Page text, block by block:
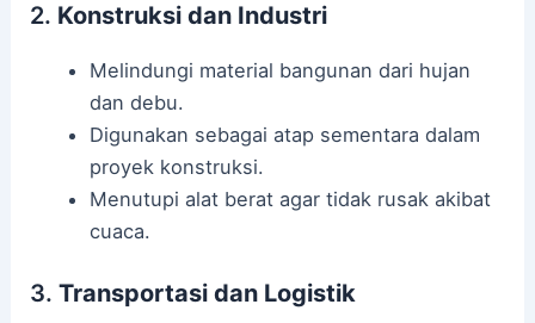
2. Konstruksi dan Industri
Melindungi material bangunan dari hujan
dan debu.
Digunakan sebagai atap sementara dalam
proyek konstruksi.
Menutupi alat berat agar tidak rusak akibat
cuaca.
3.Transportasi dan Logistik